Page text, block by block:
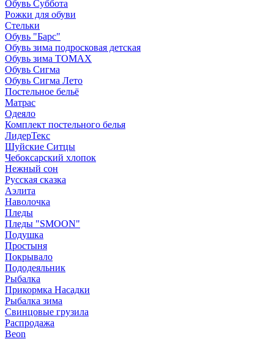
Обувь Суббота
Рожки для обуви
Стельки
Обувь "Барс"
Обувь зима подросковая детская
Обувь зима ТОМАХ
Обувь Сигма
Обувь Сигма Лето
Постельное бельё
Матрас
Одеяло
Комплект постельного белья
ЛидерТекс
Шуйские Ситцы
Чебоксарский хлопок
Нежный сон
Русская сказка
Аэлита
Наволочка
Пледы
Пледы "SMOON"
Подушка
Простыня
Покрывало
Пододеяльник
Рыбалка
Прикормка Насадки
Рыбалка зима
Свинцовые грузила
Распродажа
Beon